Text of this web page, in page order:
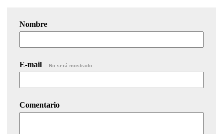
Nombre
E-mail No será mostrado.
Comentario